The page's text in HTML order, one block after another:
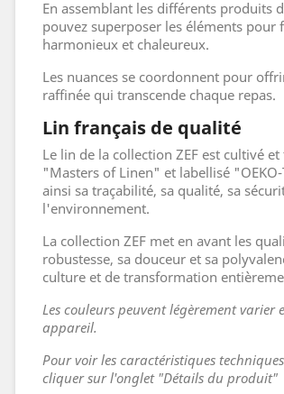
En assemblant les différents produits
pouvez superposer les éléments pour
harmonieux et chaleureux.
Les nuances se coordonnent pour
raffinée qui transcende chaque repas.
Lin français de qualité
Le lin de la collection ZEF est cultivé
"Masters of Linen" et labellisé
ainsi sa traçabilité, sa qualité, sa
l'environnement.
La collection ZEF met en avant les
robustesse, sa douceur et sa
culture et de transformation
Les couleurs peuvent légèrement
appareil.
Pour voir les caractéristiques
cliquer sur l'onglet "Détails du produit"